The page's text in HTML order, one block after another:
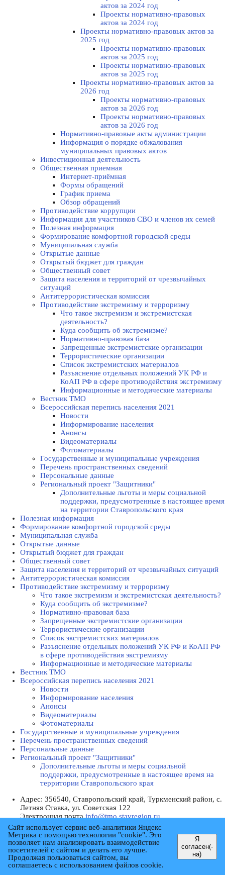
актов за 2024 год
Проекты нормативно-правовых
актов за 2024 год
Проекты нормативно-правовых актов за
2025 год
Проекты нормативно-правовых
актов за 2025 год
Проекты нормативно-правовых
актов за 2025 год
Проекты нормативно-правовых актов за
2026 год
Проекты нормативно-правовых
актов за 2026 год
Проекты нормативно-правовых
актов за 2026 год
Нормативно-правовые акты администрации
Информация о порядке обжалования
муниципальных правовых актов
Инвестиционная деятельность
Общественная приемная
Интернет-приёмная
Формы обращений
График приема
Обзор обращений
Противодействие коррупции
Информация для участников СВО и членов их семей
Полезная информация
Формирование комфортной городской среды
Муниципальная служба
Открытые данные
Открытый бюджет для граждан
Общественный совет
Защита населения и территорий от чрезвычайных
ситуаций
Антитеррористическая комиссия
Противодействие экстремизму и терроризму
Что такое экстремизм и экстремистская
деятельность?
Куда сообщить об экстремизме?
Нормативно-правовая база
Запрещенные экстремистские организации
Террористические организации
Список экстремистских материалов
Разъяснение отдельных положений УК РФ и
КоАП РФ в сфере противодействия экстремизму
Информационные и методические материалы
Вестник ТМО
Всероссийская перепись населения 2021
Новости
Информирование населения
Анонсы
Видеоматериалы
Фотоматериалы
Государственные и муниципальные учреждения
Перечень пространственных сведений
Персональные данные
Региональный проект "Защитники"
Дополнительные льготы и меры социальной
поддержки, предусмотренные в настоящее время
на территории Ставропольского края
Полезная информация
Формирование комфортной городской среды
Муниципальная служба
Открытые данные
Открытый бюджет для граждан
Общественный совет
Защита населения и территорий от чрезвычайных ситуаций
Антитеррористическая комиссия
Противодействие экстремизму и терроризму
Что такое экстремизм и экстремистская деятельность?
Куда сообщить об экстремизме?
Нормативно-правовая база
Запрещенные экстремистские организации
Террористические организации
Список экстремистских материалов
Разъяснение отдельных положений УК РФ и КоАП РФ
в сфере противодействия экстремизму
Информационные и методические материалы
Вестник ТМО
Всероссийская перепись населения 2021
Новости
Информирование населения
Анонсы
Видеоматериалы
Фотоматериалы
Государственные и муниципальные учреждения
Перечень пространственных сведений
Персональные данные
Региональный проект "Защитники"
Дополнительные льготы и меры социальной
поддержки, предусмотренные в настоящее время на
территории Ставропольского края
Адрес: 356540, Ставропольский край, Туркменский район, с.
Летняя Ставка, ул. Советская 122
Электронная почта info@tmo.stavregion.ru
Телефон доверия: 8(86565)2-05-01
Мы в социальных сетях:
Пресс-центр
Новости
Информирование населения
Сайт использует сервис веб-аналитики Яндекс
Метрика с помощью технологии "cookie". Это
позволяет нам анализировать взаимодействие
посетителей с сайтом и делать его лучше.
Продолжая пользоваться сайтом, вы
соглашаетесь с использованием файлов cookie.
Я
согласен(-
на)